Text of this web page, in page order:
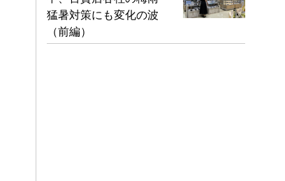
猛暑対策にも変化の波
（前編）